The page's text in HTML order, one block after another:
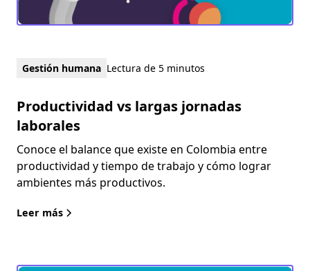
Gestión humana Lectura de 5 minutos
Productividad vs largas jornadas
laborales
Conoce el balance que existe en Colombia entre
productividad y tiempo de trabajo y cómo lograr
ambientes más productivos.
Leer más